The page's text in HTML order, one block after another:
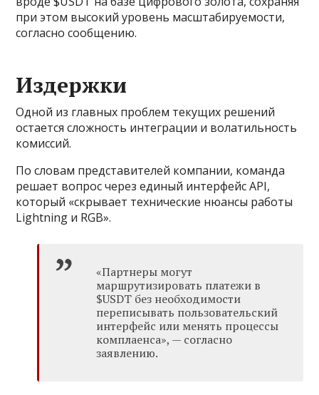
при этом высокий уровень масштабируемости,
согласно сообщению.
Издержки
Одной из главных проблем текущих решений
остается сложность интеграции и волатильность
комиссий.
По словам представителей компании, команда
решает вопрос через единый интерфейс API,
который «скрывает технические нюансы работы
Lightning и RGB».
«Партнеры могут
маршрутизировать платежи в
$USDT без необходимости
переписывать пользовательский
интерфейс или менять процессы
комплаенса», — согласно
заявлению.